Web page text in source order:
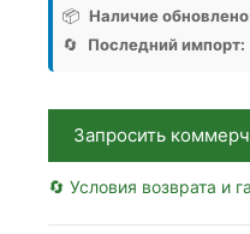
DIN
472
B100
Китай
📦 Наличие
🔄
Последний импорт:
Запросить
🔄 Условия возврата и